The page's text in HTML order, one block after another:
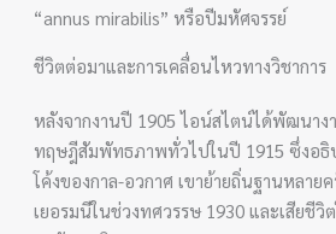
“annus mirabilis” หรือปีมหัศจรรย์
ชีวิตต่อมาและการเคลื่อนไหวทางวิชาการ
หลังจากงานปี 1905 ไอน์สไตน์ได้พัฒนาง
ทฤษฎีสัมพัทธภาพทั่วไปในปี 1915 ซึ่งอธิ
โค้งของกาล-อวกาศ เขาย้ายถิ่นฐานหลาย
เยอรมนีในช่วงทศวรรษ 1930 และเสียชีวิ